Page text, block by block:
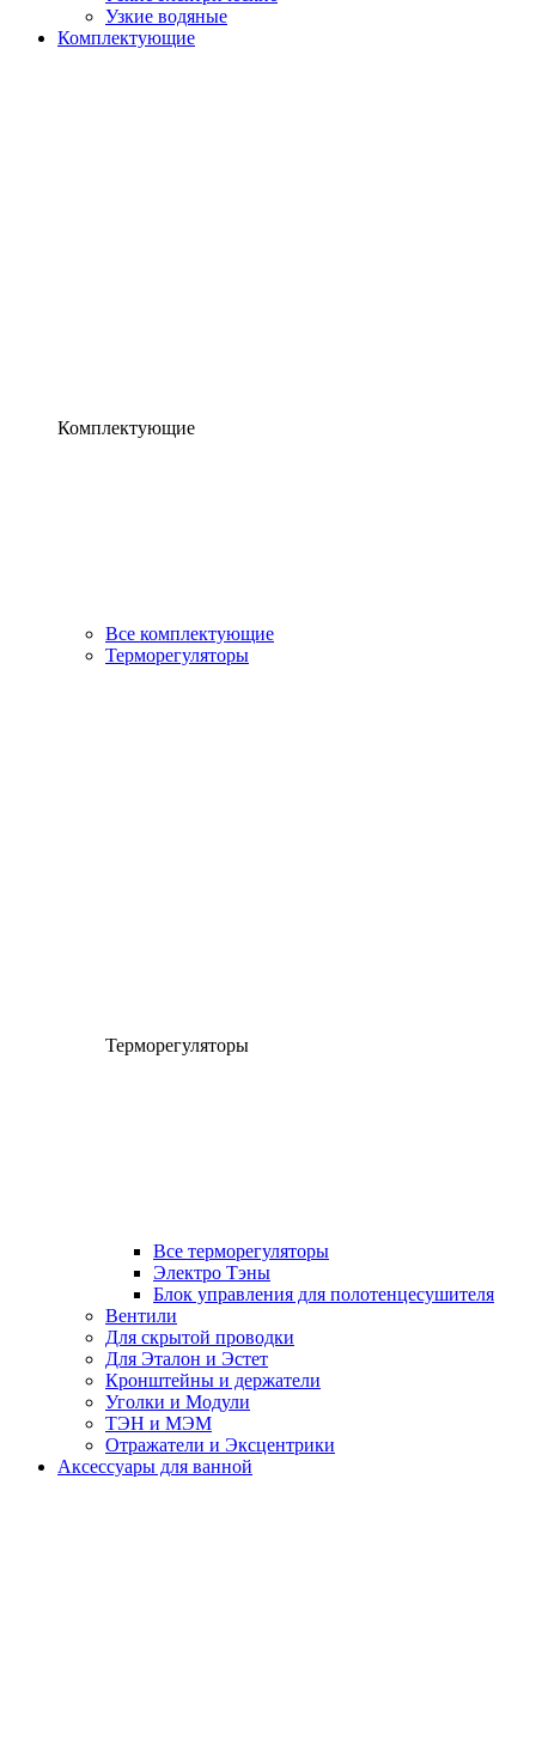
Узкие водяные
Комплектующие
Комплектующие
Все комплектующие
Терморегуляторы
Терморегуляторы
Все терморегуляторы
Электро Тэны
Блок управления для полотенцесушителя
Вентили
Для скрытой проводки
Для Эталон и Эстет
Кронштейны и держатели
Уголки и Модули
ТЭН и МЭМ
Отражатели и Эксцентрики
Аксессуары для ванной